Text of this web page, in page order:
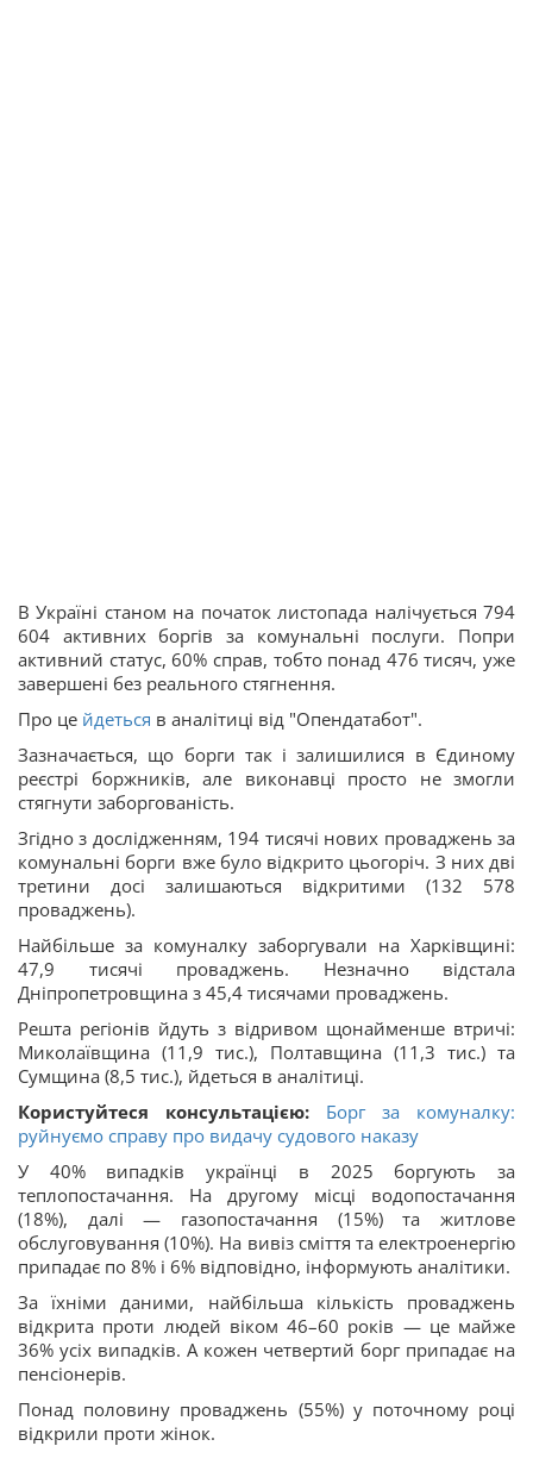
В Україні станом на початок листопада налічується 794
604 активних боргів за комунальні послуги. Попри
активний статус, 60% справ, тобто понад 476 тисяч, уже
завершені без реального стягнення.
Про це йдеться в аналітиці від "Опендатабот".
Зазначається, що борги так і залишилися в Єдиному
реєстрі боржників, але виконавці просто не змогли
стягнути заборгованість.
Згідно з дослідженням, 194 тисячі нових проваджень за
комунальні борги вже було відкрито цьогоріч. З них дві
третини досі залишаються відкритими (132 578
проваджень).
Найбільше за комуналку заборгували на Харківщині:
47,9 тисячі проваджень. Незначно відстала
Дніпропетровщина з 45,4 тисячами проваджень.
Решта регіонів йдуть з відривом щонайменше втричі:
Миколаївщина (11,9 тис.), Полтавщина (11,3 тис.) та
Сумщина (8,5 тис.), йдеться в аналітиці.
Користуйтеся консультацією:
Борг за комуналку:
руйнуємо справу про видачу судового наказу
У 40% випадків українці в 2025 боргують за
теплопостачання. На другому місці водопостачання
(18%), далі — газопостачання (15%) та житлове
обслуговування (10%). На вивіз сміття та електроенергію
припадає по 8% і 6% відповідно, інформують аналітики.
За їхніми даними, найбільша кількість проваджень
відкрита проти людей віком 46–60 років — це майже
36% усіх випадків. А кожен четвертий борг припадає на
пенсіонерів.
Понад половину проваджень (55%) у поточному році
відкрили проти жінок.